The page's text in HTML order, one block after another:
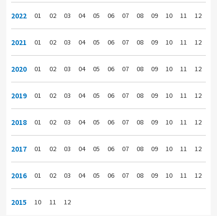
2022 01 02 03 04 05 06 07 08 09 10 11 12
2021 01 02 03 04 05 06 07 08 09 10 11 12
2020 01 02 03 04 05 06 07 08 09 10 11 12
2019 01 02 03 04 05 06 07 08 09 10 11 12
2018 01 02 03 04 05 06 07 08 09 10 11 12
2017 01 02 03 04 05 06 07 08 09 10 11 12
2016 01 02 03 04 05 06 07 08 09 10 11 12
2015 10 11 12